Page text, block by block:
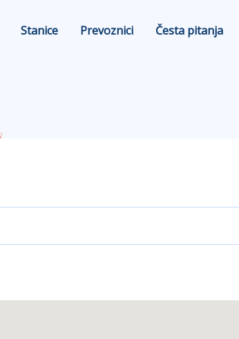
Stanice Prevoznici Česta pitanja